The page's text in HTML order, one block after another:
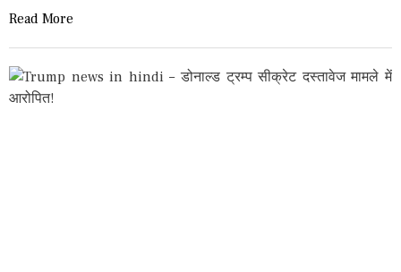
Read More